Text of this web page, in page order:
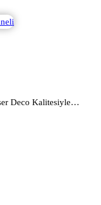
Deco Kalitesiyle…